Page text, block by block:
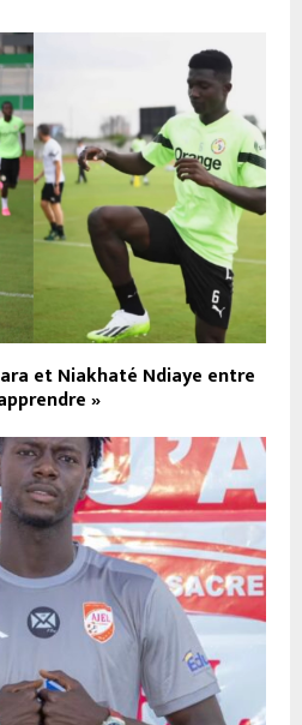
et Niakhaté Ndiaye entre
»